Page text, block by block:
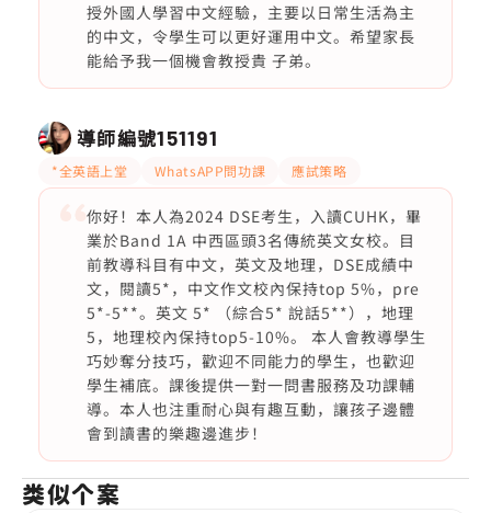
授外國人學習中文經驗，主要以日常生活為主
的中文，令學生可以更好運用中文。希望家長
能給予我一個機會教授貴 子弟。
導師編號151191
*全英語上堂 WhatsAPP問功課 應試策略
你好！本人為2024 DSE考生，入讀CUHK，畢
業於Band 1A 中西區頭3名傳統英文女校。目
前教導科目有中文，英文及地理，DSE成績中
文，閱讀5*，中文作文校內保持top 5%，pre
5*-5**。英文 5* （綜合5* 說話5**），地理
5，地理校內保持top5-10%。 本人會教導學生
巧妙奪分技巧，歡迎不同能力的學生，也歡迎
學生補底。課後提供一對一問書服務及功課輔
導。本人也注重耐心與有趣互動，讓孩子邊體
會到讀書的樂趣邊進步！
类似个案